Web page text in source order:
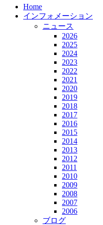
Home
インフォメーション
ニュース
2026
2025
2024
2023
2022
2021
2020
2019
2018
2017
2016
2015
2014
2013
2012
2011
2010
2009
2008
2007
2006
ブログ